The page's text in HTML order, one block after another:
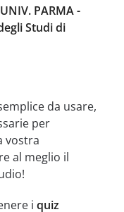
PARMA -
Studi di
da usare,
per
vostra
al meglio il
i quiz